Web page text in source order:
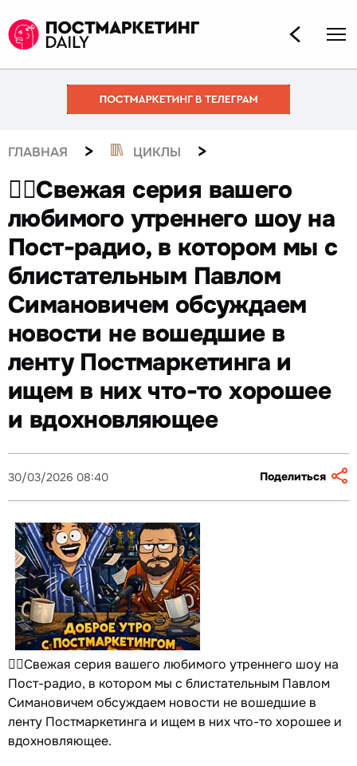
ГЛАВНАЯ > ЦИКЛЫ >
☝🏻Свежая серия вашего
любимого утреннего шоу на
Пост-радио, в котором мы с
блистательным Павлом
Симановичем обсуждаем
новости не вошедшие в
ленту Постмаркетинга и
ищем в них что-то хорошее
и вдохновляющее
30/03/2026 08:40 Поделиться
☝🏻Свежая серия вашего любимого утреннего шоу на
Пост-радио, в котором мы с блистательным Павлом
Симановичем обсуждаем новости не вошедшие в
ленту Постмаркетинга и ищем в них что-то хорошее и
вдохновляющее.